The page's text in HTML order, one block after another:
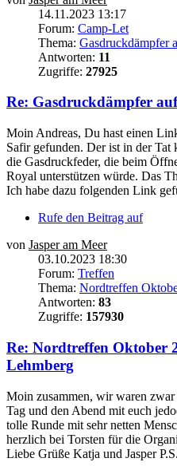
14.11.2023 13:17
Forum: Camp-Let
Thema: Gasdruckdämpfer
Antworten: 11
Zugriffe: 27925
Re: Gasdruckdämpfer
Moin Andreas, Du hast einen
Safir gefunden. Der ist in der Tat
die Gasdruckfeder, die beim
Royal unterstützen würde. Das
Ich habe dazu folgenden Link
Rufe den Beitrag auf
von Jasper am Meer
03.10.2023 18:30
Forum: Treffen
Thema: Nordtreffen
Antworten: 83
Zugriffe: 157930
Re: Nordtreffen Oktober
Lehmberg
Moin zusammen, wir waren
Tag und den Abend mit euch
tolle Runde mit sehr netten
herzlich bei Torsten für die
Liebe Grüße Katja und Jasper